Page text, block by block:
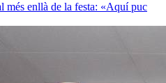
més enllà de la festa: «Aquí puc